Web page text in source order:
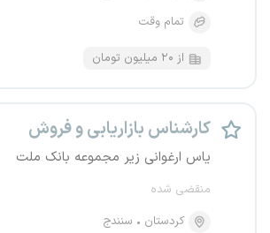
تمام وقت
از ۲۰ میلیون تومان
کارشناس بازاریابی و فروش
یاس ارغوانی زیر مجموعه بانک ملت
منقضی شده
کردستان
سنندج